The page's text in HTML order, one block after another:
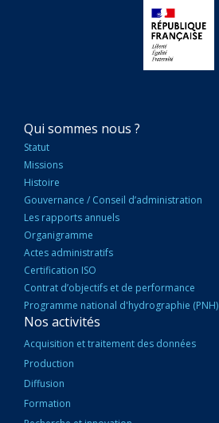
NAVIGATION
PRINCIPALE
Qui sommes nous ?
Statut
Missions
Histoire
Gouvernance / Conseil d’administration
Les rapports annuels
Organigramme
Actes administratifs
Certification ISO
Contrat d’objectifs et de performance
Programme national d'hydrographie (PNH)
Nos activités
Acquisition et traitement des données
Production
Diffusion
Formation